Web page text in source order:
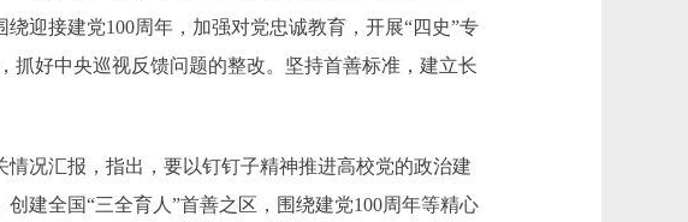
迎接建党100周年，加强对党忠诚教育，开展“四史”专
抓好中央巡视反馈问题的整改。坚持首善标准，建立长
况汇报，指出，要以钉钉子精神推进高校党的政治建
建全国“三全育人”首善之区，围绕建党100周年等精心